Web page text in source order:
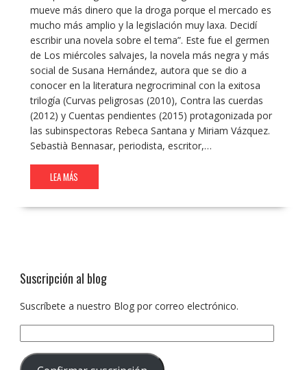
mueve más dinero que la droga porque el mercado es
mucho más amplio y la legislación muy laxa. Decidí
escribir una novela sobre el tema”. Este fue el germen
de Los miércoles salvajes, la novela más negra y más
social de Susana Hernández, autora que se dio a
conocer en la literatura negrocriminal con la exitosa
trilogía (Curvas peligrosas (2010), Contra las cuerdas
(2012) y Cuentas pendientes (2015) protagonizada por
las subinspectoras Rebeca Santana y Miriam Vázquez.
Sebastià Bennasar, periodista, escritor,…
LEA MÁS
Suscripción al blog
Suscríbete a nuestro Blog por correo electrónico.
correo